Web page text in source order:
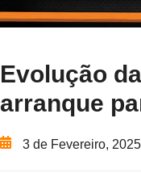
Evolução
arranque
3 de Fevereiro, 2025